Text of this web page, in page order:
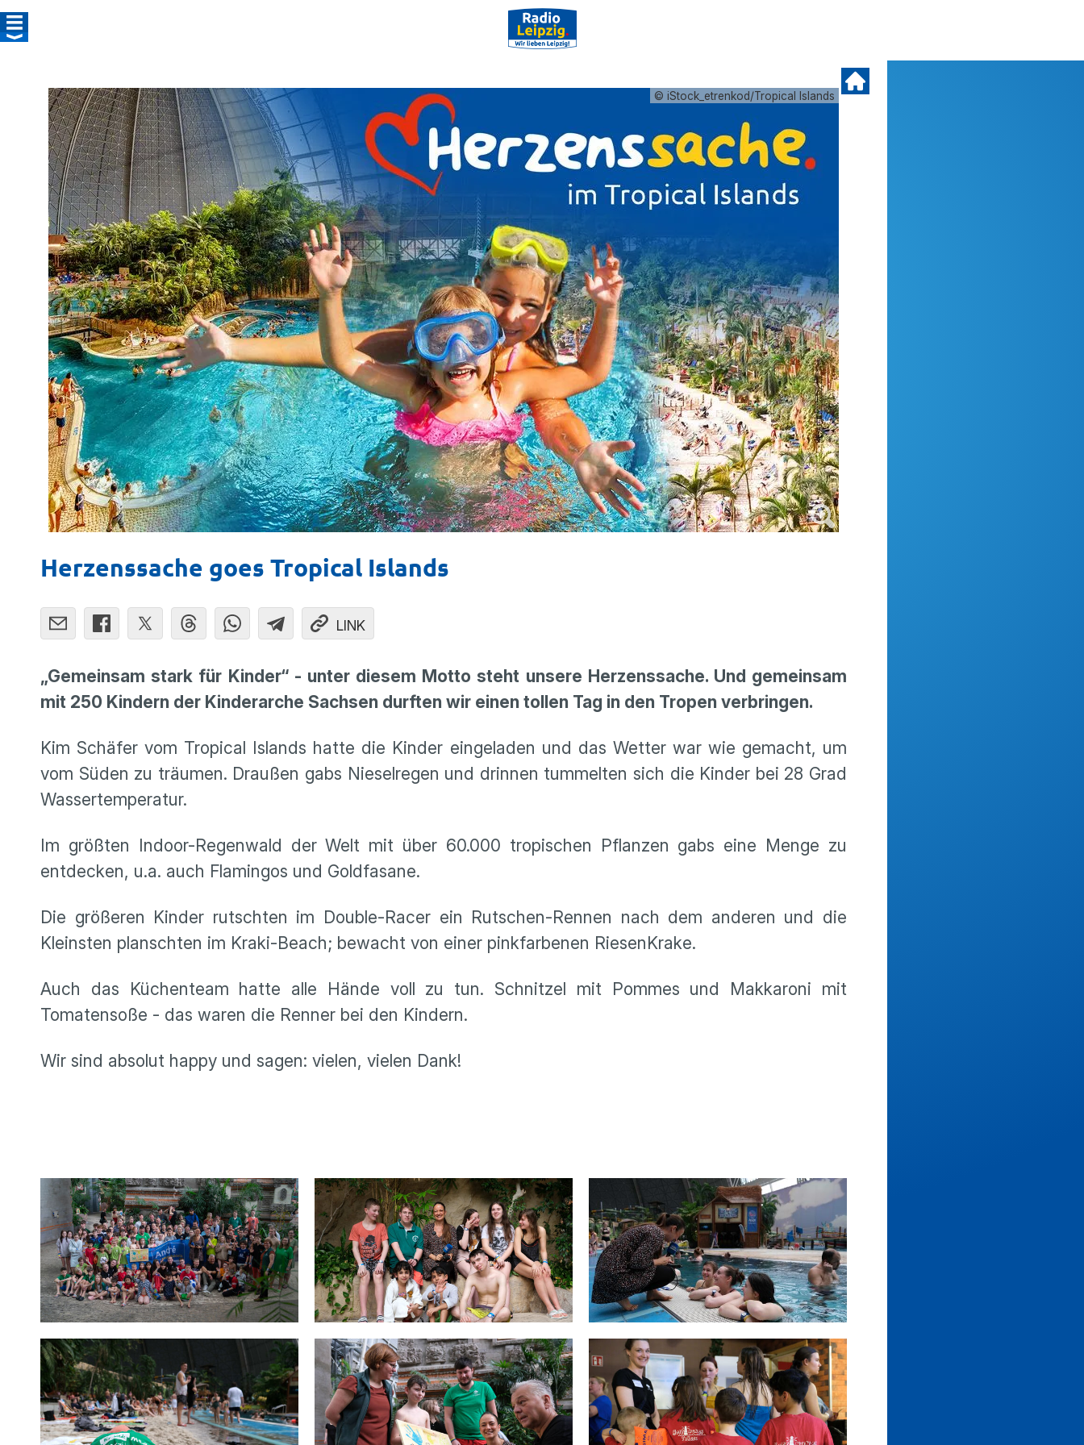
© iStock_etrenkod/Tropical Islands
Herzenssache goes Tropical Islands
LINK
„Gemeinsam stark für Kinder“ - unter diesem Motto steht unsere Herzenssache. Und gemeinsam
mit 250 Kindern der Kinderarche Sachsen durften wir einen tollen Tag in den Tropen verbringen.
Kim Schäfer vom Tropical Islands hatte die Kinder eingeladen und das Wetter war wie gemacht, um
vom Süden zu träumen. Draußen gabs Nieselregen und drinnen tummelten sich die Kinder bei 28 Grad
Wassertemperatur.
Im größten Indoor-Regenwald der Welt mit über 60.000 tropischen Pflanzen gabs eine Menge zu
entdecken, u.a. auch Flamingos und Goldfasane.
Die größeren Kinder rutschten im Double-Racer ein Rutschen-Rennen nach dem anderen und die
Kleinsten planschten im Kraki-Beach; bewacht von einer pinkfarbenen RiesenKrake.
Auch das Küchenteam hatte alle Hände voll zu tun. Schnitzel mit Pommes und Makkaroni mit
Tomatensoße - das waren die Renner bei den Kindern.
Wir sind absolut happy und sagen: vielen, vielen Dank!